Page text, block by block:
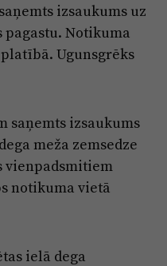
izsaukums uz
pagastu. Notikuma
Ugunsgrēks
saņemts izsaukums
meža zemsedze
vienpadsmitiem
notikuma vietā
ielā dega